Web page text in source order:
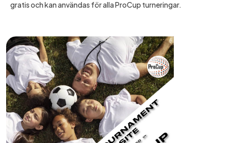
gratis och kan användas för alla ProCup turneringar.